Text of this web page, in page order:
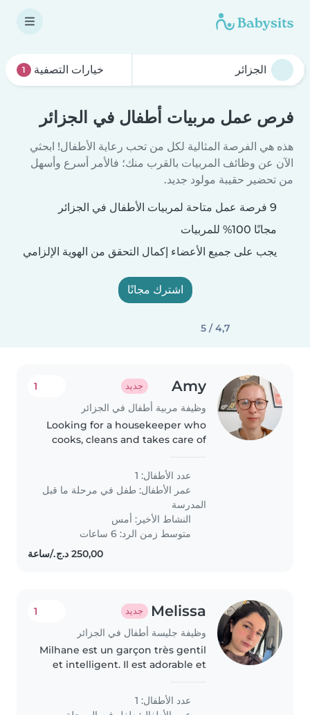
خيارات التصفية 1
فرص عمل مربيات أطفال في الجزائر
هذه هي الفرصة المثالية لكل من تحب رعاية الأطفال! ابحثي
الآن عن وظائف المربيات بالقرب منك؛ فالأمر أسرع وأسهل
من تحضير حقيبة مولود جديد.
9 فرصة عمل متاحة لمربيات الأطفال في الجزائر
مجانًا 100% للمربيات
يجب على جميع الأعضاء إكمال التحقق من الهوية الإلزامي
اشترك مجانًا
4,7 / 5
Amy جديد
وظيفة مربية أطفال في الجزائر
1
Looking for a housekeeper who
cooks, cleans and takes care of
at school. Arabic and French
speakers welcome.
عدد الأطفال: 1
عمر الأطفال: طفل في مرحلة ما قبل
المدرسة
النشاط الأخير: أمس
متوسط زمن الرد: 6 ساعات
Melissa جديد
وظيفة جليسة أطفال في الجزائر
1
Milhane est un garçon très gentil
et intelligent. Il est adorable et
عدد الأطفال: 1